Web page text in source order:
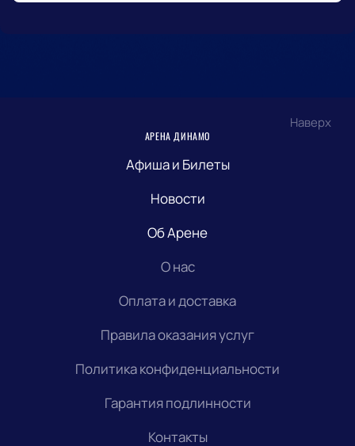
Наверх
АРЕНА ДИНАМО
Афиша и Билеты
Новости
Об Арене
О нас
Оплата и доставка
Правила оказания услуг
Политика конфиденциальности
Гарантия подлинности
Контакты